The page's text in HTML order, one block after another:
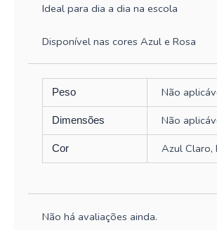
Ideal para dia a dia na escola
Disponível nas cores Azul e Rosa
Peso Não
Dimensões Não
Cor Azul Claro,
Não há avaliações ainda.